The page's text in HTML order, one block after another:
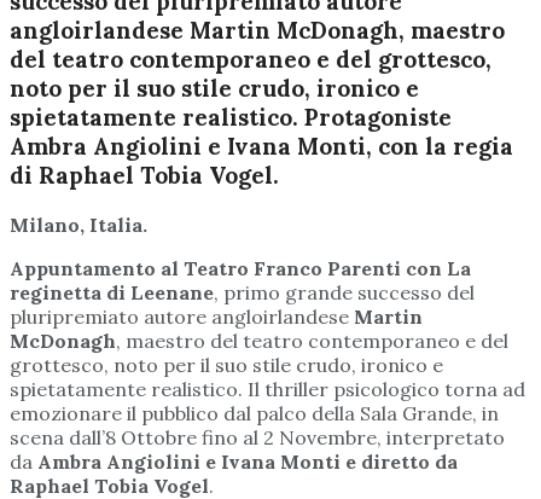
angloirlandese Martin McDonagh, maestro
del teatro contemporaneo e del grottesco,
noto per il suo stile crudo, ironico e
spietatamente realistico. Protagoniste
Ambra Angiolini e Ivana Monti, con la regia
di Raphael Tobia Vogel.
Milano, Italia.
Appuntamento al Teatro Franco Parenti con La
reginetta di Leenane, primo grande successo del
pluripremiato autore angloirlandese Martin
McDonagh, maestro del teatro contemporaneo e del
grottesco, noto per il suo stile crudo, ironico e
spietatamente realistico. Il thriller psicologico torna ad
emozionare il pubblico dal palco della Sala Grande, in
scena dall’8 Ottobre fino al 2 Novembre, interpretato
da Ambra Angiolini e Ivana Monti e diretto da
Raphael Tobia Vogel.